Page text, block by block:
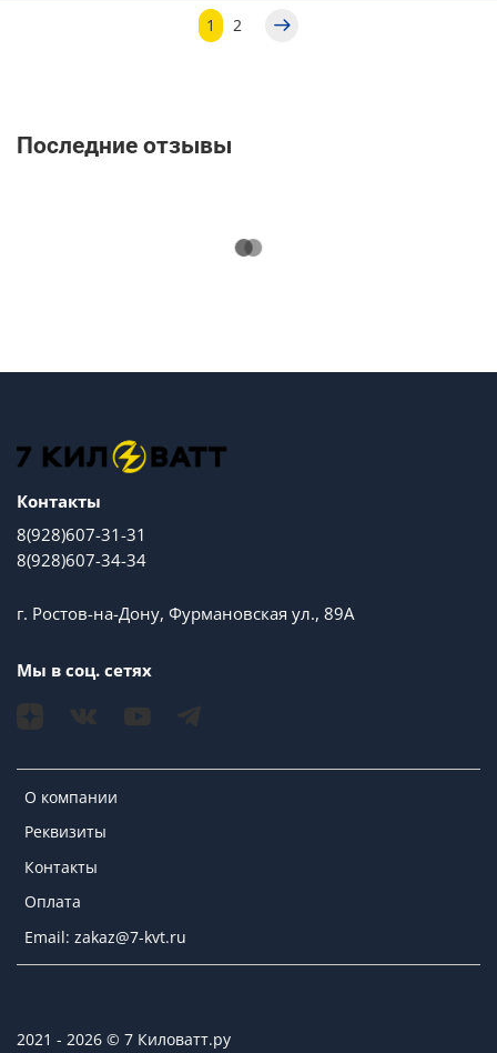
1 2
Последние отзывы
О компании
Реквизиты
Контакты
Оплата
Email: zakaz@7-kvt.ru
Контакты
8(928)607-31-31
8(928)607-34-34
г. Ростов-на-Дону, Фурмановская ул., 89А
Мы в соц. сетях
2021 - 2026 © 7 Киловатт.ру